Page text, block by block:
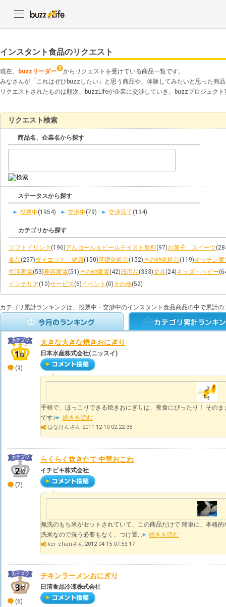
インスタント食品のリクエスト
現在、 buzzリーダー
からリクエストを受けている商品一覧です。
みなさんが「これはぜひbuzzしたい」と思う商品や、体験してみたいと思った商
リクエストされたものは順次、buzzLifeが企業に交渉していき、buzzプロジェク
リクエスト検索
商品名、企業名から探す
ステータスから探す
投票中(1954) 交渉中(79) 交渉完了 (134)
カテゴリから探す
ソフトドリンク (196)アルコール＆ビールテイスト飲料(97)お菓子、スイーツ
食品(237)ダイエット、健康(150)基礎化粧品(152)その他化粧品(119)キッチン家
生活家電(53)美容家電(51)その他家電(42) 日用品(333)文具(24)キッズ・ベビー
インテリア(10)サービス(6)イベント (0)その他(52)
カテゴリ累計ランキングは、投票中・交渉中のインスタント食品商品の中で累計
(9)
大きな大きな焼きおにぎり
日本水産株式会社(ニッスイ)
手軽で、ほっこりできる焼きおにぎりは、夜食にぴったり！ その
です♪
続きを読む
はなけんさん 2011-12-10 02:22:38
(7)
らくらく炊きたて 中華おこわ
イチビキ株式会社
無洗のもち米がセットされていて、この商品だけで 簡単に、本格
洗米なので洗う必要もなく、つけ置...
続きを読む
kei_chanさん 2012-04-15 07:53:17
(6)
チキンラーメンおにぎり
日清食品冷凍株式会社